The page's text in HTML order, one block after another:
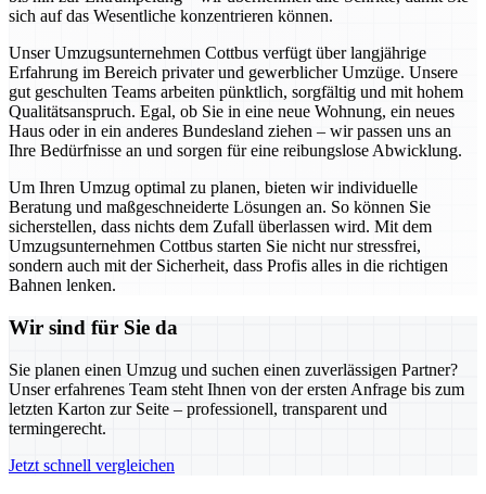
sich auf das Wesentliche konzentrieren können.
Unser Umzugsunternehmen Cottbus verfügt über langjährige
Erfahrung im Bereich privater und gewerblicher Umzüge. Unsere
gut geschulten Teams arbeiten pünktlich, sorgfältig und mit hohem
Qualitätsanspruch. Egal, ob Sie in eine neue Wohnung, ein neues
Haus oder in ein anderes Bundesland ziehen – wir passen uns an
Ihre Bedürfnisse an und sorgen für eine reibungslose Abwicklung.
Um Ihren Umzug optimal zu planen, bieten wir individuelle
Beratung und maßgeschneiderte Lösungen an. So können Sie
sicherstellen, dass nichts dem Zufall überlassen wird. Mit dem
Umzugsunternehmen Cottbus starten Sie nicht nur stressfrei,
sondern auch mit der Sicherheit, dass Profis alles in die richtigen
Bahnen lenken.
Wir sind für Sie da
Sie planen einen Umzug und suchen einen zuverlässigen Partner?
Unser erfahrenes Team steht Ihnen von der ersten Anfrage bis zum
letzten Karton zur Seite – professionell, transparent und
termingerecht.
Jetzt schnell vergleichen